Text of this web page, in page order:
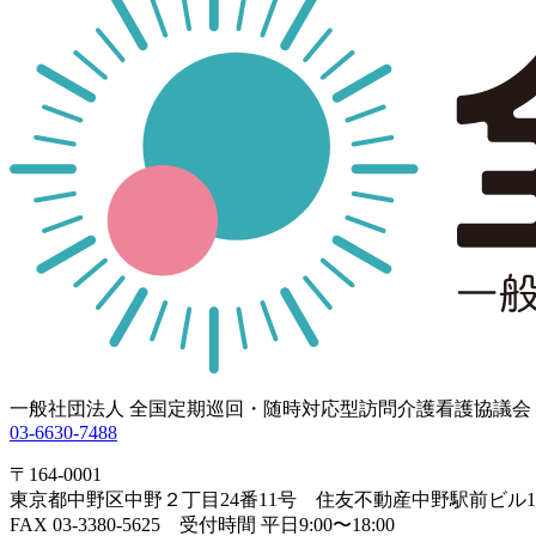
一般社団法人 全国定期巡回・随時対応型訪問介護看護協議会
03-6630-7488
〒164-0001
東京都中野区中野２丁目24番11号 住友不動産中野駅前ビル
FAX 03-3380-5625 受付時間 平日9:00〜18:00